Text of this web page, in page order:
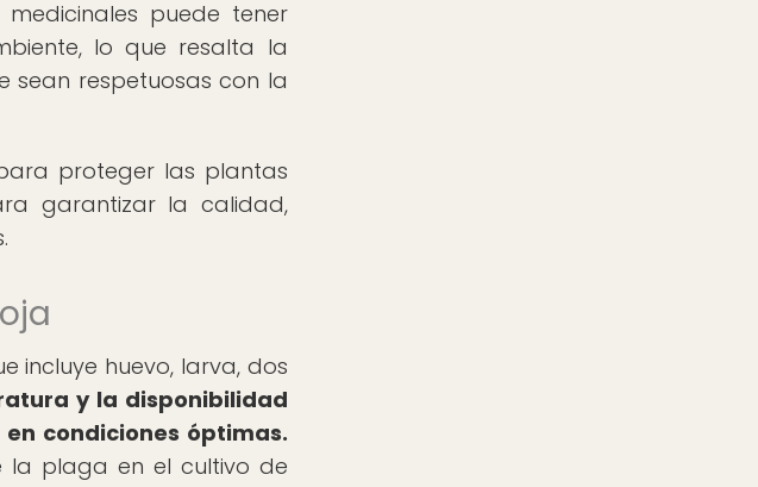
puede tener
lo que resalta la
respetuosas con la
proteger las plantas
garantizar la calidad,
incluye huevo, larva, dos
y la disponibilidad
condiciones óptimas.
la plaga en el cultivo de